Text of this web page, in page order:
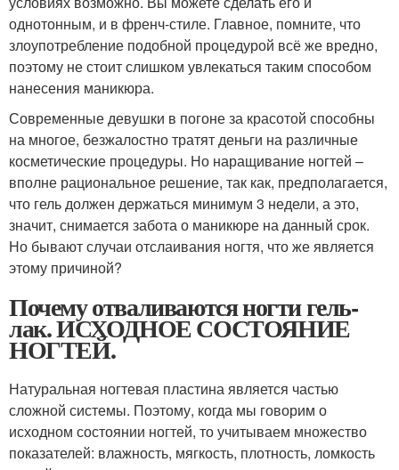
однотонным, и в френч-стиле. Главное, помните, что
злоупотребление подобной процедурой всё же вредно,
поэтому не стоит слишком увлекаться таким способом
нанесения маникюра.
Современные девушки в погоне за красотой способны
на многое, безжалостно тратят деньги на различные
косметические процедуры. Но наращивание ногтей –
вполне рациональное решение, так как, предполагается,
что гель должен держаться минимум 3 недели, а это,
значит, снимается забота о маникюре на данный срок.
Но бывают случаи отслаивания ногтя, что же является
этому причиной?
Почему отваливаются ногти гель-
лак. ИСХОДНОЕ СОСТОЯНИЕ
НОГТЕЙ.
Натуральная ногтевая пластина является частью
сложной системы. Поэтому, когда мы говорим о
исходном состоянии ногтей, то учитываем множество
показателей: влажность, мягкость, плотность, ломкость